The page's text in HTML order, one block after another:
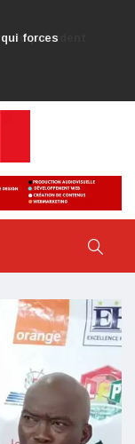
du président